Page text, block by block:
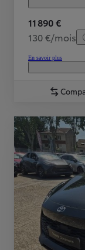
11 890 €
130 €/mois
En savoir plus